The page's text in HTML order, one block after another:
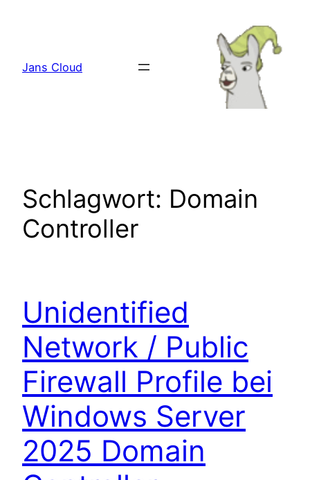
Jans Cloud
Schlagwort: Domain
Controller
Unidentified
Network / Public
Firewall Profile bei
Windows Server
2025 Domain